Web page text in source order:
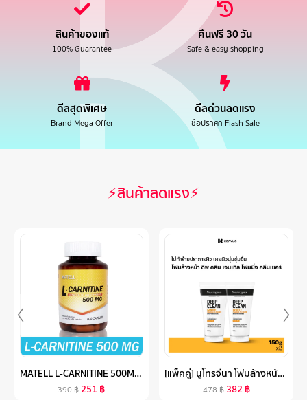
สินค้าของแท้
100% Guarantee
คืนฟรี 30 วัน
Safe & easy shopping
ดีลสุดพิเศษ
Brand Mega Offer
ดีลด่วนลดแรง
ช้อปราคา Flash Sale
⚡สินค้าลดแรง⚡
MATELL L-CARNITINE 500MG(100CAPSULES) แอลคาร์นิทีน 500มก(100แคป)
390฿251 ฿
[แพ็คคู่] นูโทรจีนา โฟมล้างหน้า ดีพ คลีน เจนเทิล โฟมมิ่ง คลีนเซอร์ 150 ก. X 2 NEUTROGENA DEEP CLEAN GENTLE FOAMING CLEANSER 150 G. X 2, โฟมล้างหน้า วิปโฟมอะมิโน, 8% AMINO ACID, ทำความสะอาดล้ำลึก, อ่อนโยน ไม่ทำร้ายปราการผิว ไม่แห้งตึง
478฿ 382฿